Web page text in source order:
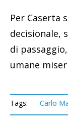
Per Caserta
decisionale,
di
umane
Tags: Carlo